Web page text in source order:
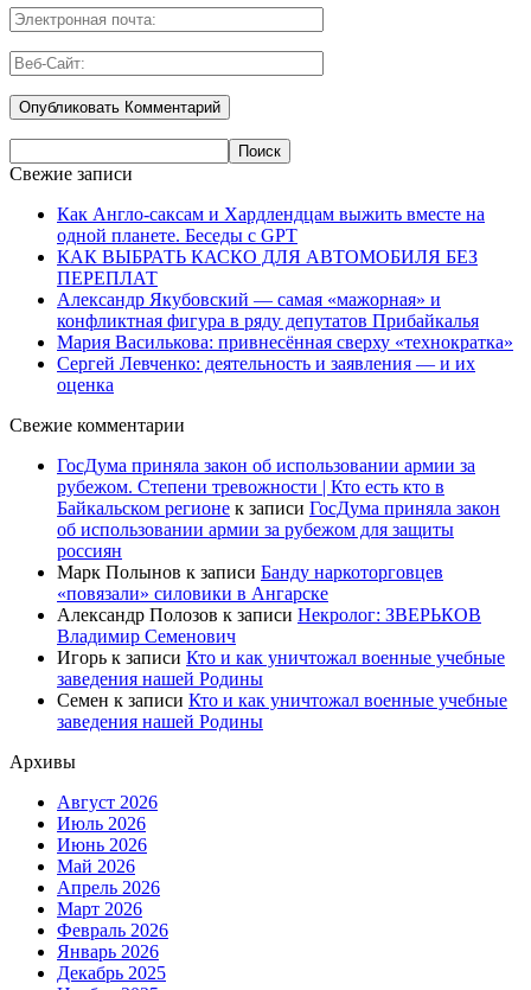
Свежие записи
Как Англо-саксам и Хардлендцам выжить вместе на
одной планете. Беседы с GPT
КАК ВЫБРАТЬ КАСКО ДЛЯ АВТОМОБИЛЯ БЕЗ
ПЕРЕПЛАТ
Александр Якубовский — самая «мажорная» и
конфликтная фигура в ряду депутатов Прибайкалья
Мария Василькова: привнесённая сверху «технократка»
Сергей Левченко: деятельность и заявления — и их
оценка
Свежие комментарии
ГосДума приняла закон об использовании армии за
рубежом. Степени тревожности | Кто есть кто в
Байкальском регионе к записи ГосДума приняла закон
об использовании армии за рубежом для защиты
россиян
Марк Полынов к записи Банду наркоторговцев
«повязали» силовики в Ангарске
Александр Полозов к записи Некролог: ЗВЕРЬКОВ
Владимир Семенович
Игорь к записи Кто и как уничтожал военные учебные
заведения нашей Родины
Семен к записи Кто и как уничтожал военные учебные
заведения нашей Родины
Архивы
Август 2026
Июль 2026
Июнь 2026
Май 2026
Апрель 2026
Март 2026
Февраль 2026
Январь 2026
Декабрь 2025